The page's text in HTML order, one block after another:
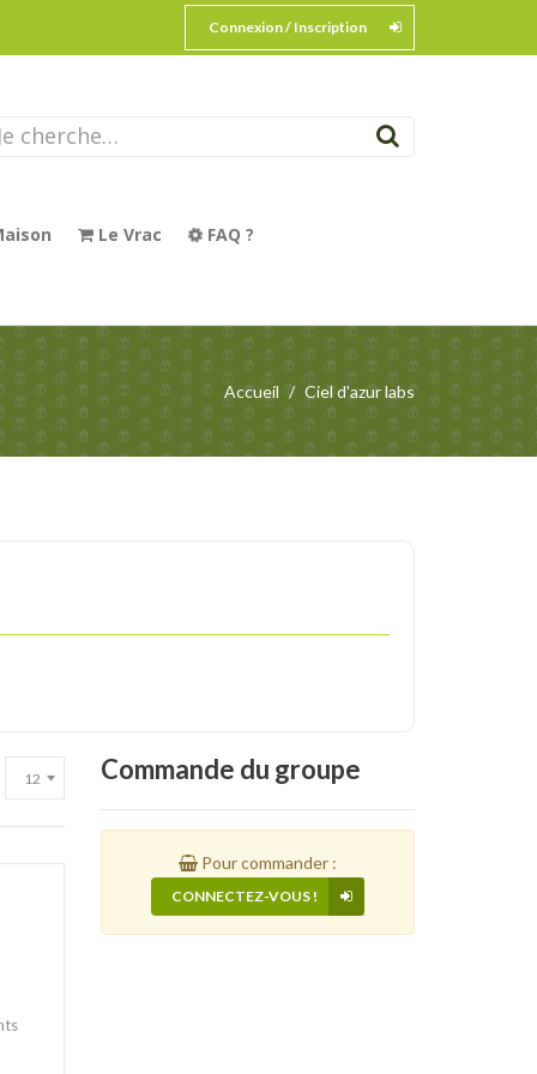
Connexion / Inscription
Le Vrac FAQ ?
Accueil Ciel d'azur labs
Commande du groupe
Pour commander :
CONNECTEZ-VOUS !